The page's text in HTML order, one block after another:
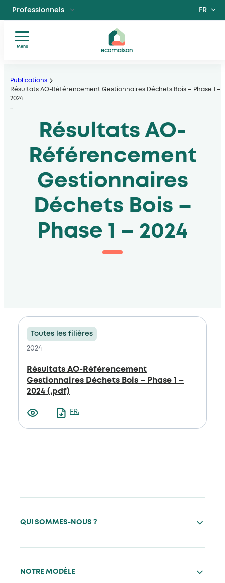
au
contenu
Particuliers
Site dédié aux particuliers
Professionnels
Acteurs solidaires, collectivités locales, opérateurs
FR
Menu
êtes
Nos
Actualités
Documents
Publications
Résultats AO-Référencement Gestionnaires Déchets Bois – Phase 1 –
2024
…
Résultats AO-
Référencement
Gestionnaires
Déchets Bois –
Phase 1 – 2024
Toutes les filières
2024
Résultats AO-Référencement
Gestionnaires Déchets Bois – Phase 1 –
2024 (.pdf)
FRANCAIS
QUI SOMMES-NOUS ?
NOTRE MODÈLE